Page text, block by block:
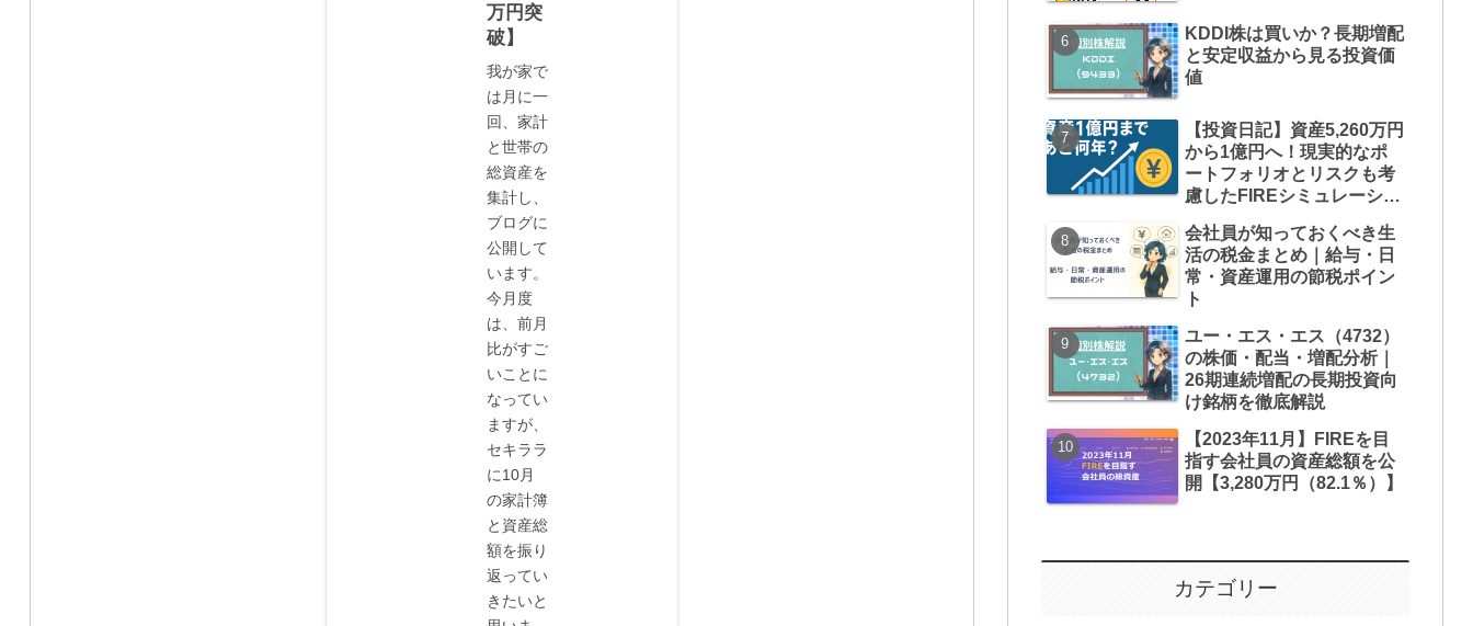
万円突
破】
我が家で
は月に一
回、家計
と世帯の
総資産を
集計し、
ブログに
公開して
います。
今月度
は、前月
比がすご
いことに
なってい
ますが、
セキララ
に10月
の家計簿
と資産総
額を振り
返ってい
きたいと
KDDI株は買いか？長期増配
と安定収益から見る投資価
値
【投資日記】資産5,260万円
から1億円へ！現実的なポ
ートフォリオとリスクも考
慮したFIREシミュレーショ
会社員が知っておくべき生
活の税金まとめ｜給与・日
常・資産運用の節税ポイン
ト
ユー・エス・エス（4732）
の株価・配当・増配分析｜
26期連続増配の長期投資向
け銘柄を徹底解説
【2023年11月】FIREを目
指す会社員の資産総額を公
開【3,280万円（82.1％）】
カテゴリー